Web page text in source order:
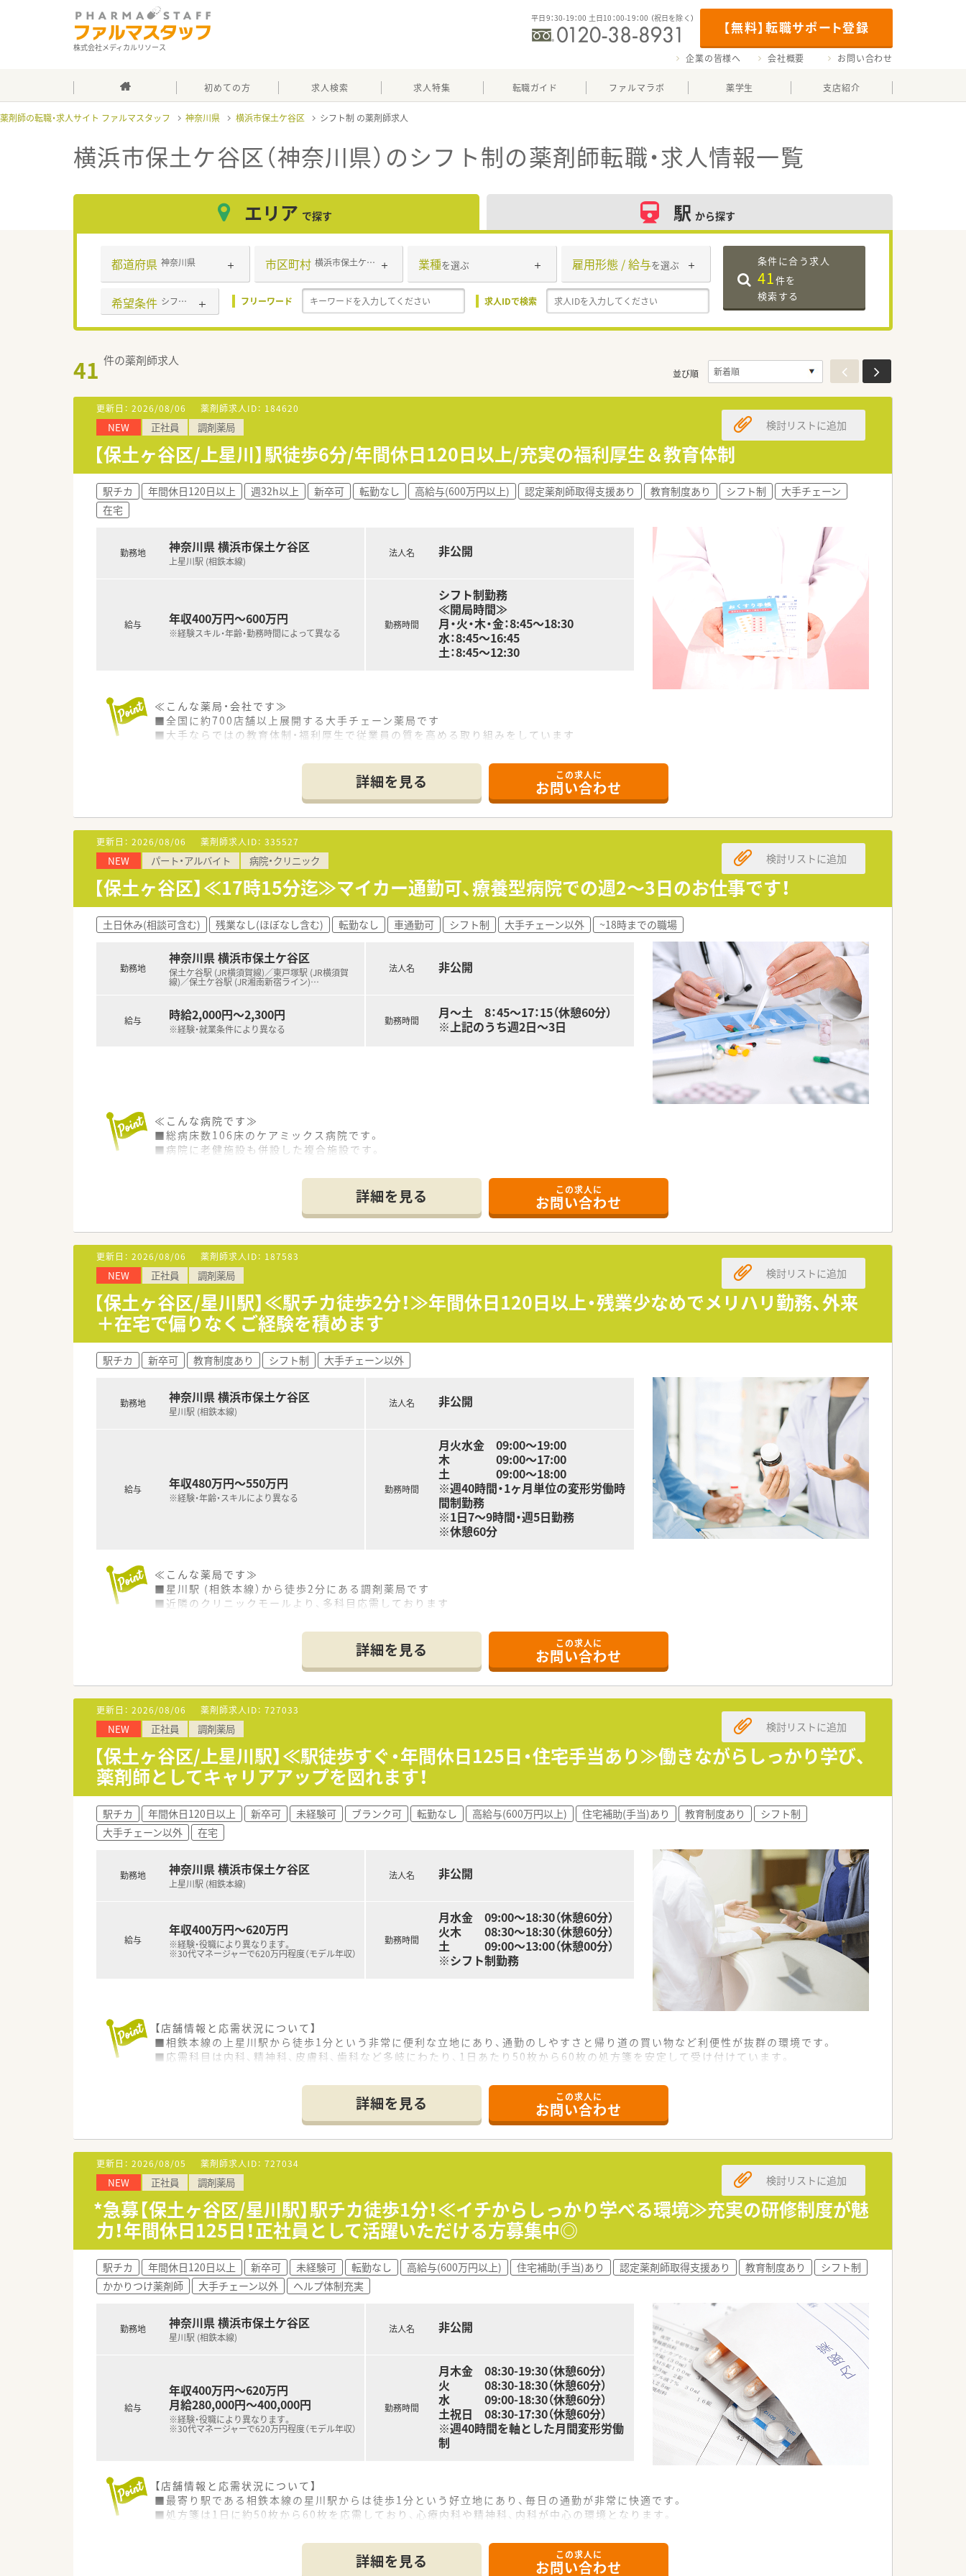
株式会社メディカルリソース
【無料】転職サポート登録
平日9：30-19：00 土日10：00-19：00 （祝日を除く）
企業の皆様へ 会社概要 お問い合わせ
初めての方 求人検索 求人特集 転職ガイド ファルマラボ 薬学生 支店紹介
薬剤師の転職・求人サイト ファルマスタッフ 神奈川県 横浜市保土ケ谷区 シフト制
横浜市保土ケ谷区（神奈川県）のシフト制の薬剤師転職・求人情報一覧
エリア で探す 駅 から探す
都道府県 神奈川県 市区町村 横浜市保土ケ谷区 業種を選ぶ 雇用形態 / 給与を選ぶ
希望条件 シフト制 フリーワード 求人IDで検索
条件に合う求人
41件を
検索する
41 件の薬剤師求人
並び順
更新日： 2026/08/06 薬剤師求人ID： 184620
NEW 正社員 調剤薬局
【保土ヶ谷区/上星川】駅徒歩6分/年間休日120日以上/充実の福利厚生＆教育体制
検討リストに追加
駅チカ 年間休日120日以上 週32h以上 新卒可 転勤なし 高給与(600万円以上) 認定薬剤師取得支援あり 教育制度あり シフト制
大手チェーン
在宅
勤務地 神奈川県 横浜市保土ケ谷区
上星川駅 (相鉄本線)
給与 年収400万円～600万円
※経験スキル・年齢・勤務時間によって異なる
法人名 非公開
勤務時間
シフト制勤務
≪開局時間≫
月・火・木・金：8:45～18:30
水：8:45～16:45
土：8:45～12:30
≪こんな薬局・会社です≫
■全国に約700店舗以上展開する大手チェーン薬局です
■大手ならではの教育体制・福利厚生で従業員の質を高める取り組みをしています
詳細を見る この求人に
お問い合わせ
更新日： 2026/08/06 薬剤師求人ID： 335527
NEW パート・アルバイト 病院・クリニック
【保土ヶ谷区】≪17時15分迄≫マイカー通勤可、療養型病院での週2～3日のお仕事です！
検討リストに追加
土日休み(相談可含む) 残業なし(ほぼなし含む) 転勤なし 車通勤可 シフト制 大手チェーン以外 ~18時までの職場
勤務地
神奈川県 横浜市保土ケ谷区
保土ケ谷駅 (JR横須賀線)／東戸塚駅 (JR横須賀
線)／保土ケ谷駅 (JR湘南新宿ライン)…
給与 時給2,000円～2,300円
※経験・就業条件により異なる
法人名 非公開
勤務時間
月～土 8：45～17：15（休憩60分）
※上記のうち週2日～3日
≪こんな病院です≫
■総病床数106床のケアミックス病院です。
■病院に老健施設も併設した複合施設です。
■働きやすく子育てしやすい企業として、横浜市から認定を受けています。
■外来患者様および入院患者様に対する調剤業務や服薬指導
■持参薬鑑別、管理業務
■医薬品管理
≪病院概要≫
◆病床数
総病床数:106床（一般10床、地域包括ケア病棟39床、療養57床）
◆診療科目
内科, 消化器科, 循環器科, 外科, 婦人科, 皮膚科, 歯科,リハビリテーション科,放射線科
◆薬剤師数
詳細を見る この求人に
お問い合わせ
更新日： 2026/08/06 薬剤師求人ID： 187583
NEW 正社員 調剤薬局
【保土ヶ谷区/星川駅】≪駅チカ徒歩2分！≫年間休日120日以上・残業少なめでメリハリ勤務、外来
＋在宅で偏りなくご経験を積めます
検討リストに追加
駅チカ 新卒可 教育制度あり シフト制 大手チェーン以外
勤務地 神奈川県 横浜市保土ケ谷区
星川駅 (相鉄本線)
給与 年収480万円～550万円
※経験・年齢・スキルにより異なる
法人名 非公開
勤務時間
月火水金 09:00～19:00
木 09:00～17:00
土 09:00～18:00
※週40時間・1ヶ月単位の変形労働時
間制勤務
※1日7～9時間・週5日勤務
※休憩60分
≪こんな薬局です≫
■星川駅 (相鉄本線）から徒歩2分にある調剤薬局です
■近隣のクリニックモールより、多科目応需しております
■鎌倉市を中心に、県内で12店舗程展開している調剤薬局です。
■調剤薬局のみならず、居宅介護支援事業所や訪問看護リハビリテーションも運営しております。
■グループ内で協業しながらワンストップで高齢化が進む地域ニーズに対応しています。
■在宅に注力しますが、もちろん外来処方箋対応もしっかりと対応しています。
■外来処方箋対応がベースにあり、その先に在宅業務があるというお考えです。
■薬剤師の平均年齢は42歳、定着率も高い企業です。
■新卒薬剤師も毎年入社されており、若手社員の育成にも力を入れております
■近年は在宅に関わりたいというお気持ちがある方が中心に新卒入社されています。
■完全週休2日で、年間休日は120日以上です。
■有休も取得しやすい環境で、メリハリ勤務が叶います。
≪在宅について≫
■現在、約1,000名の在宅の患者様を通して、地域医療への貢献を目指しています。
■在宅件数の内訳は、居宅6割、施設4割となっています。
■毎朝行うミーティングで、スタッフ全員が患者様の状態を把握しています。
■訪問する薬剤師が変わると、見方も変わるのでより厚みのある医療を提供できると考えています。
■わからないことを聞いたり、先輩からアドバイスをもらったりできる環境が整っているので、
■4店舗にクリーンベンチを導入しており、無菌調剤処方箋にも対応しています。
■施設在宅では往診同行にも対応しております。
■訪問先でも薬歴を確認できる機材（iPad）を使い、往診同行を行っています。
■即座に情報を確認することができるので、医師とより迅速に薬についての検討を行うことができます。
■学会参加時の登録費、交通費、宿泊費を全額負担します（条件あり）
■社内でのOJT研修は勿論、社外でのOFF-JT研修もご用意あり
■年に1回、医師や歯科医師を招いて全社合同研修会を開催しています
■緩和薬物療法認定薬剤師が在籍されており、勉強会を開催しております
■専門資格を取得されたい方にもバックアアップあり
■OJT研修ではしっかりと先輩社員がついて業務を教えてくださいます。
≪こんな方にオススメ≫
■転居を伴う異動はないため、神奈川エリアで長く働きたい方
■地域支援、高齢者福祉に興味のある方大歓迎
■在宅のご経験をしっかり積まれたい方や、在宅未経験でも今後チャレンジされたい方もオススメです
詳細を見る この求人に
お問い合わせ
更新日： 2026/08/06 薬剤師求人ID： 727033
NEW 正社員 調剤薬局
【保土ヶ谷区/上星川駅】≪駅徒歩すぐ・年間休日125日・住宅手当あり≫働きながらしっかり学び、
薬剤師としてキャリアアップを図れます！
検討リストに追加
駅チカ 年間休日120日以上 新卒可 未経験可 ブランク可 転勤なし 高給与(600万円以上) 住宅補助(手当)あり 教育制度あり
シフト制
大手チェーン以外
在宅
勤務地 神奈川県 横浜市保土ケ谷区
上星川駅 (相鉄本線)
給与
年収400万円～620万円
※経験・役職により異なります。
※30代マネージャーで620万円程度（モデル年収）
法人名 非公開
勤務時間
月水金 09:00～18:30（休憩60分）
火木 08:30～18:30（休憩60分）
土 09:00～13:00（休憩00分）
※シフト制勤務
【店舗情報と応需状況について】
■相鉄本線の上星川駅から徒歩1分という非常に便利な立地にあり、通勤のしやすさと帰り道の買い物など利便性が抜群の環境です。
■応需科目は内科、精神科、皮膚科、歯科など多岐にわたり、1日あたり50枚から60枚の処方箋を安定して受け付けています。
■東京と神奈川の首都圏に限定したドミナント展開を徹底しており、地域住民に「みなさまの薬局」として親しまれる存在です。
■介護保険制度が始まる前の1994年から在宅医療を開始したパイオニアであり、現在も月間3000件の訪問実績を誇ります。
■「会社は全従業員で創る」という理念のもと現場の意見を重視しており、風通しの良い組織文化が醸成されているのが特徴です。
【勤務実態について】
■月単位の変形労働時間制を導入しており、週平均40時間勤務の中で1日の労働時間を5時間から9時間の間で調整しています。
■残業時間は全社平均で月7時間程度と非常に少なく、1分単位で手当が支給されるため、サービス残業の心配も一切ございません。
■有給休暇は入社3ヶ月後から付与され、店舗間の応援体制が整っているため取得率も高く、長期連休の相談も柔軟に対応可能です。
【やりがい/おすすめポイント】
■在宅医療の先駆者としてのノウハウを学べるため、これからの薬局業界で求められる「かかりつけ」としての実力が身につきます。
■産休・育休の取得実績が豊富で、男性社員の育児休暇取得も進んでいるなど、ライフイベントに柔軟に対応できる点が魅力です。
■会員制リゾートホテルの利用やレクリエーション補助などの福利厚生も充実しており、休日を贅沢に過ごす楽しみも得られます。
詳細を見る この求人に
お問い合わせ
更新日： 2026/08/05 薬剤師求人ID： 727034
NEW 正社員 調剤薬局
*急募【保土ヶ谷区/星川駅】駅チカ徒歩1分！≪イチからしっかり学べる環境≫充実の研修制度が魅
力！年間休日125日！正社員として活躍いただける方募集中◎
検討リストに追加
駅チカ 年間休日120日以上 新卒可 未経験可 転勤なし 高給与(600万円以上) 住宅補助(手当)あり 認定薬剤師取得支援あり 教育制度あり
シフト制
かかりつけ薬剤師
大手チェーン以外 ヘルプ体制充実
勤務地 神奈川県 横浜市保土ケ谷区
星川駅 (相鉄本線)
給与
年収400万円～620万円
月給280,000円～400,000円
※経験・役職により異なります。
※30代マネージャーで620万円程度（モデル年収）
法人名 非公開
勤務時間
月木金 08:30-19:30（休憩60分）
火 08:30-18:30（休憩60分）
水 09:00-18:30（休憩60分）
土祝日 08:30-17:30（休憩60分）
※週40時間を軸とした月間変形労働
制
【店舗情報と応需状況について】
■最寄り駅である相鉄本線の星川駅からは徒歩1分という好立地にあり、毎日の通勤が非常に快適です。
■処方箋は1日に約50枚から60枚を応需しており、心療内科や精神科、内科が中心の環境となります。
■欠員補充に伴う募集ですが、将来的な管理薬剤師候補として活躍できる意欲的な方を歓迎しています。
詳細を見る この求人に
お問い合わせ